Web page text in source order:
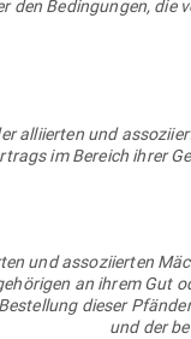
den Bedin­gungen,
alli­ierten und
im Bereich ihrer
und asso­zi­ierten
an ihrem Gut
dieser
und der